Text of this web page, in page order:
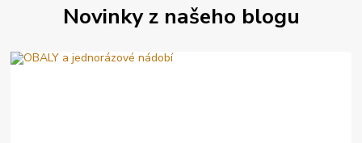
Novinky z našeho blogu